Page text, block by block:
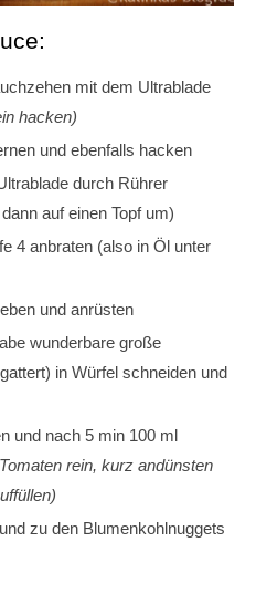
mit dem Ultrablade
hacken)
und ebenfalls hacken
durch Rührer
auf einen Topf um)
4 anbraten (also in Öl unter
und anrüsten
wunderbare große
in Würfel schneiden und
und nach 5 min 100 ml
rein, kurz andünsten
zu den Blumenkohlnuggets